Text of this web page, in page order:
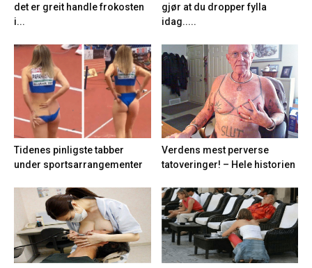
det er greit handle frokosten
i...
gjør at du dropper fylla
idag.....
Tidenes pinligste tabber
under sportsarrangementer
Verdens mest perverse
tatoveringer! – Hele historien